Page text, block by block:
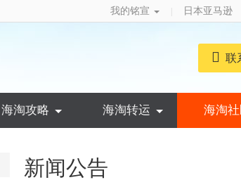
我的铭宣 日本亚马逊
联
海淘攻略 海淘转运 海淘
新闻公告